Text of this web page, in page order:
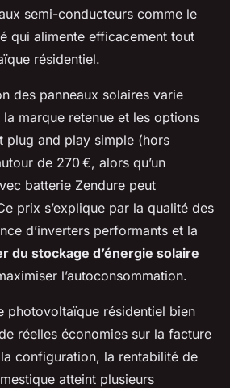
semi-conducteurs comme le
qui alimente efficacement tout
résidentiel.
des panneaux solaires varie
marque retenue et les options
plug and play simple (hors
de 270 €, alors qu’un
batterie Zendure peut
prix s’explique par la qualité des
d’inverters performants et la
du stockage d’énergie solaire
l’autoconsommation.
photovoltaïque résidentiel bien
réelles économies sur la facture
configuration, la rentabilité de
atteint plusieurs